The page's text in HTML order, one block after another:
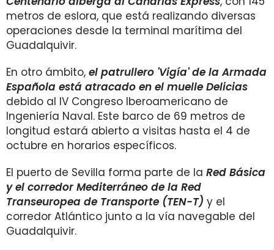
metros de eslora, que está realizando diversas
operaciones desde la terminal marítima del
Guadalquivir.
En otro ámbito, el patrullero 'Vigía' de la Armada
Española está atracado en el muelle Delicias
debido al IV Congreso Iberoamericano de
Ingeniería Naval. Este barco de 69 metros de
longitud estará abierto a visitas hasta el 4 de
octubre en horarios específicos.
El puerto de Sevilla forma parte de la Red Básica
y el corredor Mediterráneo de la Red
Transeuropea de Transporte (TEN-T) y el
corredor Atlántico junto a la vía navegable del
Guadalquivir.